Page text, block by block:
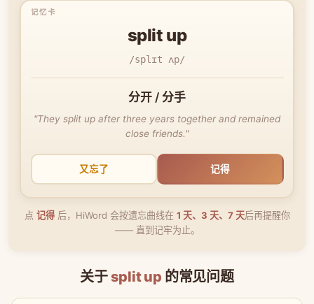
split up
/splɪt ʌp/
分开 / 分手
"They split up after three years together and remained
close friends."
又忘了 记得
点 记得后，HiWord 会按遗忘曲线在 1 天、3 天、7 天后再提醒你
—— 直到记牢为止。
关于 split up 的常见问题